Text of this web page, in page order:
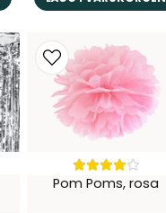
Pom Poms, rosa